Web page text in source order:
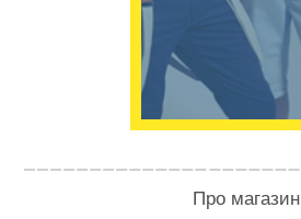
Про магазин